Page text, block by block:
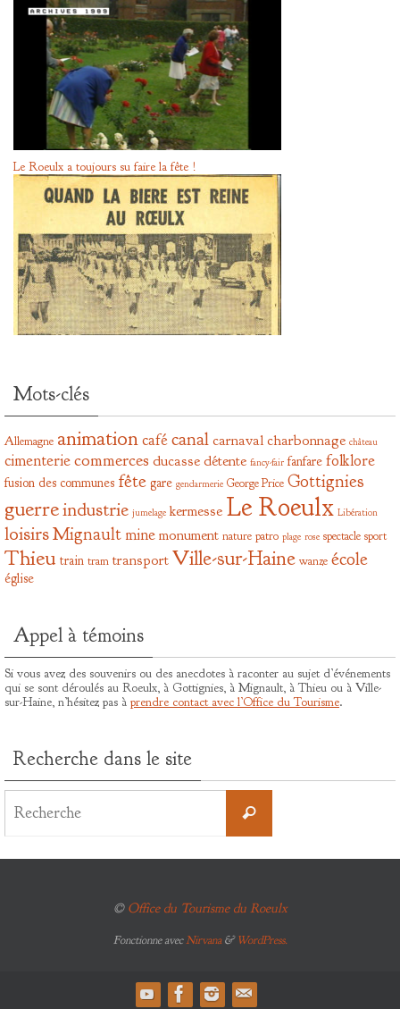
Le Roeulx a toujours su faire la fête !
Mots-clés
Allemagne animationcafécanalcarnavalcharbonnage château
cimenteriecommerces ducassedétente fancy-fair fanfare folklore
fusion des communes fête gare gendarmerie George Price Gottignies
guerreindustrie jumelage kermesse Le Roeulx Libération
loisirsMignault minemonument nature patro plage rose spectacle sport
Thieu train tram transportVille-sur-Haine wanze école
église
Appel à témoins
Si vous avez des souvenirs ou des anecdotes à raconter au sujet d’événements
qui se sont déroulés au Roeulx, à Gottignies, à Mignault, à Thieu ou à Ville-
sur-Haine, n’hésitez pas à prendre contact avec l’Office du Tourisme.
Recherche dans le site
Recherche
© Office du Tourisme du Roeulx
Fonctionne avecNirvana&WordPress.